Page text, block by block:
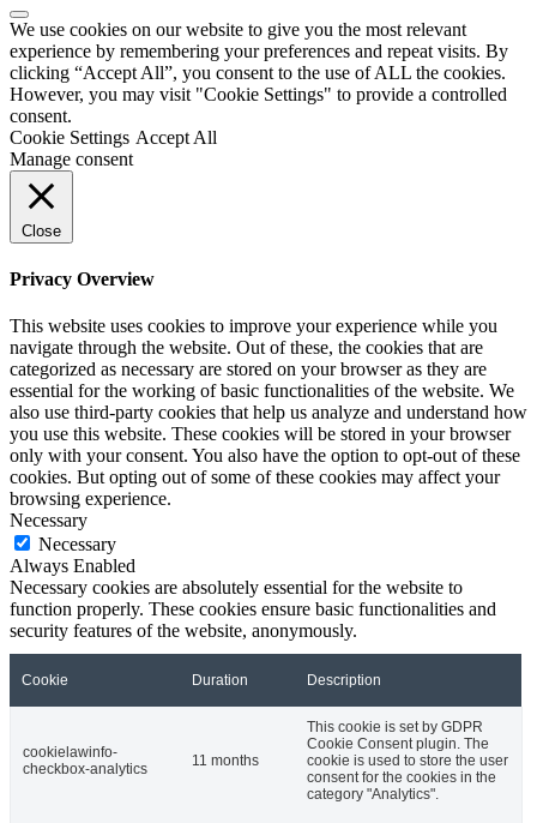
We use cookies on our website to give you the most relevant
experience by remembering your preferences and repeat visits. By
clicking “Accept All”, you consent to the use of ALL the cookies.
However, you may visit "Cookie Settings" to provide a controlled
consent.
Cookie Settings Accept All
Manage consent
Close
Privacy Overview
This website uses cookies to improve your experience while you
navigate through the website. Out of these, the cookies that are
categorized as necessary are stored on your browser as they are
essential for the working of basic functionalities of the website. We
also use third-party cookies that help us analyze and understand how
you use this website. These cookies will be stored in your browser
only with your consent. You also have the option to opt-out of these
cookies. But opting out of some of these cookies may affect your
browsing experience.
Necessary
Necessary
Always Enabled
Necessary cookies are absolutely essential for the website to
function properly. These cookies ensure basic functionalities and
security features of the website, anonymously.
Cookie Duration Description
cookielawinfo-
checkbox-analytics
11 months
This cookie is set by GDPR
Cookie Consent plugin. The
cookie is used to store the user
consent for the cookies in the
category "Analytics".